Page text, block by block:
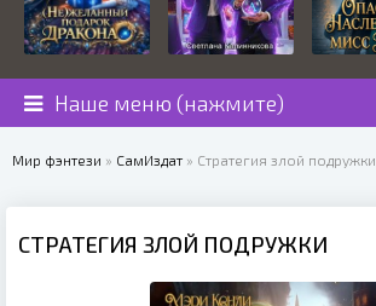
Наше меню (нажмите)
Мир фэнтези » СамИздат » Стратегия злой подружки
СТРАТЕГИЯ ЗЛОЙ ПОДРУЖКИ